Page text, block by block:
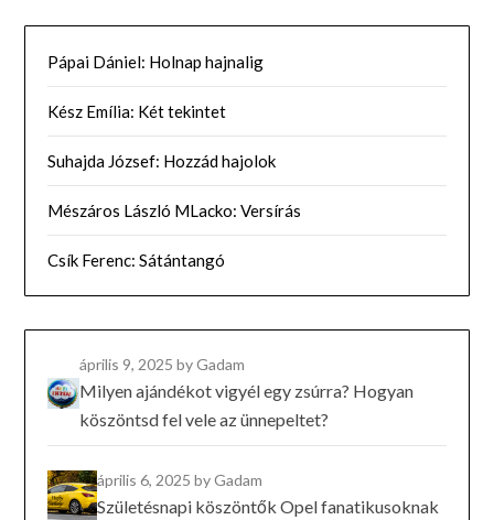
Pápai Dániel: Holnap hajnalig
Kész Emília: Két tekintet
Suhajda József: Hozzád hajolok
Mészáros László MLacko: Versírás
Csík Ferenc: Sátántangó
április 9, 2025 by Gadam
Milyen ajándékot vigyél egy zsúrra? Hogyan
köszöntsd fel vele az ünnepeltet?
április 6, 2025by Gadam
Születésnapi köszöntők Opel fanatikusoknak